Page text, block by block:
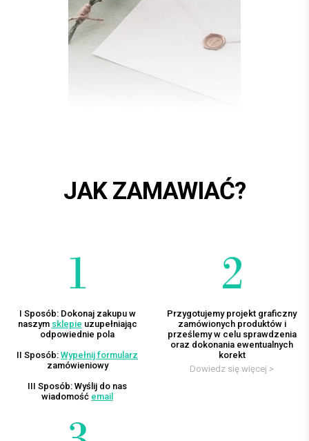
JAK ZAMAWIAĆ?
I Sposób: Dokonaj zakupu w
naszym sklepie uzupełniając
odpowiednie pola
II Sposób: Wypełnij formularz
zamówieniowy
III Sposób: Wyślij do nas
wiadomość email
Przygotujemy projekt graficzny
zamówionych produktów i
prześlemy w celu sprawdzenia
oraz dokonania ewentualnych
korekt
Dowiedz się więcej >